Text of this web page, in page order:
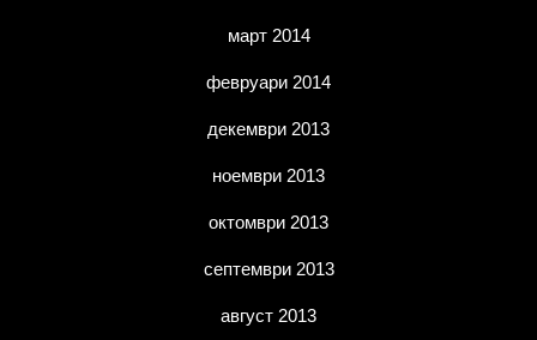
март 2014
февруари 2014
декември 2013
ноември 2013
октомври 2013
септември 2013
август 2013